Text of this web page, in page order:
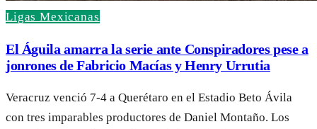
Ligas Mexicanas
El Águila amarra la serie ante Conspiradores pese a
jonrones de Fabricio Macías y Henry Urrutia
Veracruz venció 7-4 a Querétaro en el Estadio Beto Ávila
con tres imparables productores de Daniel Montaño. Los